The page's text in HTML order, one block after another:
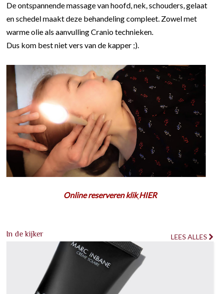
De ontspannende massage van hoofd, nek, schouders, gelaat
en schedel maakt deze behandeling compleet. Zowel met
warme olie als aanvulling Cranio technieken.
Dus kom best niet vers van de kapper ;).
Online reserveren klikHIER
In de kijker LEES ALLES